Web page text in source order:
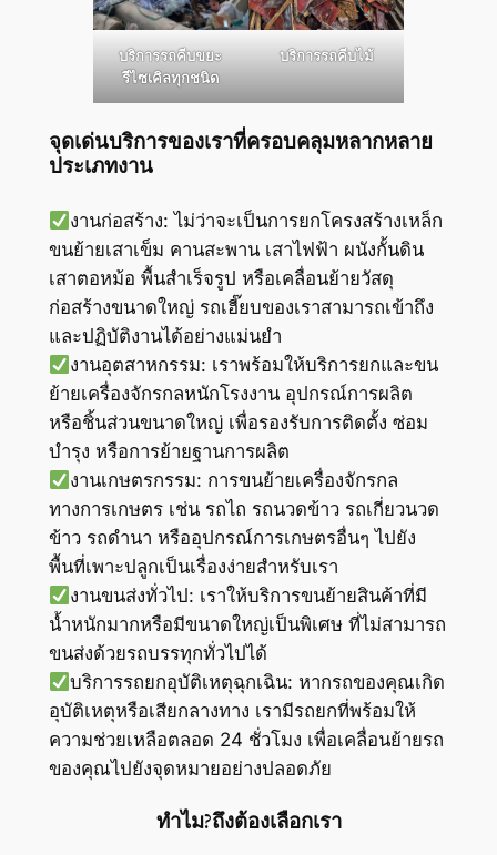
บริการรถคีบขยะ
รีไซเคิลทุกชนิด
บริการรถคีบไม้
จุดเด่นบริการของเราที่ครอบคลุมหลากหลาย
ประเภทงาน
งานก่อสร้าง: ไม่ว่าจะเป็นการยกโครงสร้างเหล็ก
ขนย้ายเสาเข็ม คานสะพาน เสาไฟฟ้า ผนังกั้นดิน
เสาตอหม้อ พื้นสำเร็จรูป หรือเคลื่อนย้ายวัสดุ
ก่อสร้างขนาดใหญ่ รถเฮี๊ยบของเราสามารถเข้าถึง
และปฏิบัติงานได้อย่างแม่นยำ
งานอุตสาหกรรม: เราพร้อมให้บริการยกและขน
ย้ายเครื่องจักรกลหนักโรงงาน อุปกรณ์การผลิต
หรือชิ้นส่วนขนาดใหญ่ เพื่อรองรับการติดตั้ง ซ่อม
บำรุง หรือการย้ายฐานการผลิต
งานเกษตรกรรม: การขนย้ายเครื่องจักรกล
ทางการเกษตร เช่น รถไถ รถนวดข้าว รถเกี่ยวนวด
ข้าว รถดำนา หรืออุปกรณ์การเกษตรอื่นๆ ไปยัง
พื้นที่เพาะปลูกเป็นเรื่องง่ายสำหรับเรา
งานขนส่งทั่วไป: เราให้บริการขนย้ายสินค้าที่มี
น้ำหนักมากหรือมีขนาดใหญ่เป็นพิเศษ ที่ไม่สามารถ
ขนส่งด้วยรถบรรทุกทั่วไปได้
บริการรถยกอุบัติเหตุฉุกเฉิน: หากรถของคุณเกิด
อุบัติเหตุหรือเสียกลางทาง เรามีรถยกที่พร้อมให้
ความช่วยเหลือตลอด 24 ชั่วโมง เพื่อเคลื่อนย้ายรถ
ของคุณไปยังจุดหมายอย่างปลอดภัย
ทำไม?ถึงต้องเลือกเรา